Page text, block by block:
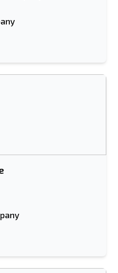
de dirección de
de texto al dispositivo